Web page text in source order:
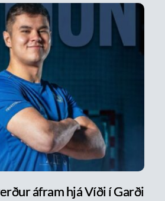
áfram hjá Víði í Garði